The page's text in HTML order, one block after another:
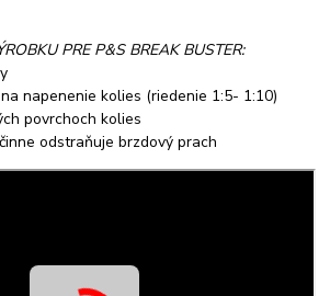
PRE P&S BREAK BUSTER:
napenenie kolies (riedenie 1:5- 1:10)
povrchoch kolies
odstraňuje brzdový prach